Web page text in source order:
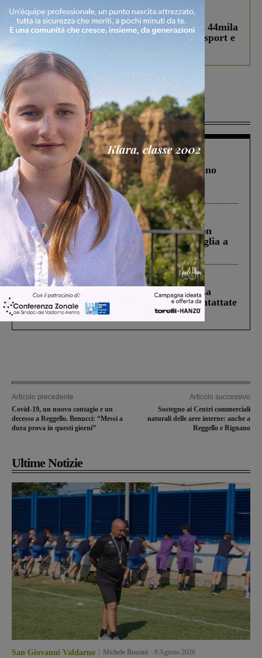
In vetrina 3 Agosto 2026
Estra Notizie agosto: Smart Cities, oltre 44mila
studenti coinvolti, torna il bando per lo sport e
debutta il podcast Estrair
Più lette
Cronaca 4 Agosto 2026
Un anno fa la strage in A1 in cui morirono
Gianni, Giulia e Franco. Lo schianto, il
processo, lo stop ai sorpassi fra tir....
Cronaca 3 Agosto 2026
Scomparso da una struttura di Castiglion
Fiorentino l’uomo che aveva ucciso la figlia a
Levane nel 2020
Cronaca 5 Agosto 2026
Continuano le ricerche di Miah Billal. La
Prefettura: “In caso di avvistamento contattate
il 112”
Articolo precedente
Covid-19, un nuovo contagio e un
decesso a Reggello. Benucci: “Messi a
dura prova in questi giorni”
Articolo successivo
Sostegno ai Centri commerciali
naturali delle aree interne: anche a
Reggello e Rignano
Ultime Notizie
San Giovanni Valdarno Michele Bossini 9 Agosto 2026